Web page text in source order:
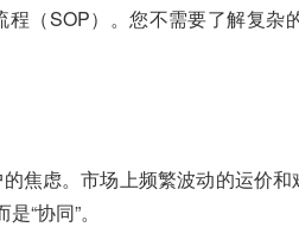
（SOP）。您不需要了解复
焦虑。市场上频繁波动的运价
“协同”。